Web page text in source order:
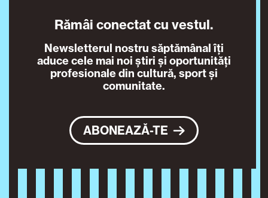
Rămâi conectat cu vestul.
Newsletterul nostru săptămânal îți
aduce cele mai noi știri și oportunități
profesionale din cultură, sport și
comunitate.
ABONEAZĂ-TE